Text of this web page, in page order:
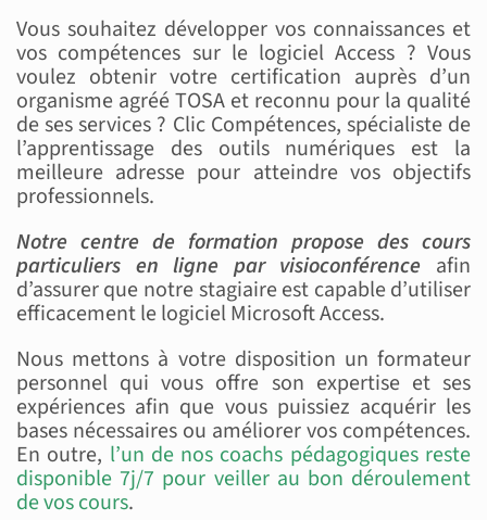
Vous souhaitez développer vos connaissances et
vos compétences sur le logiciel Access ? Vous
voulez obtenir votre certification auprès d’un
organisme agréé TOSA et reconnu pour la qualité
de ses services ? Clic Compétences, spécialiste de
l’apprentissage des outils numériques est la
meilleure adresse pour atteindre vos objectifs
professionnels.
Notre centre de formation propose des cours
particuliers en ligne par visioconférence afin
d’assurer que notre stagiaire est capable d’utiliser
efficacement le logiciel Microsoft Access.
Nous mettons à votre disposition un formateur
personnel qui vous offre son expertise et ses
expériences afin que vous puissiez acquérir les
bases nécessaires ou améliorer vos compétences.
En outre, l’un de nos coachs pédagogiques reste
disponible 7j/7 pour veiller au bon déroulement
de vos cours.